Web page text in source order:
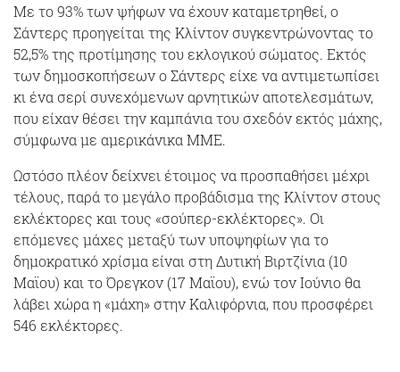
Με το 93% των ψήφων να έχουν καταμετρηθεί, ο
Σάντερς προηγείται της Κλίντον συγκεντρώνοντας το
52,5% της προτίμησης του εκλογικού σώματος. Εκτός
των δημοσκοπήσεων ο Σάντερς είχε να αντιμετωπίσει
κι ένα σερί συνεχόμενων αρνητικών αποτελεσμάτων,
που είχαν θέσει την καμπάνια του σχεδόν εκτός μάχης,
σύμφωνα με αμερικάνικα ΜΜΕ.
Ωστόσο πλέον δείχνει έτοιμος να προσπαθήσει μέχρι
τέλους, παρά το μεγάλο προβάδισμα της Κλίντον στους
εκλέκτορες και τους «σούπερ-εκλέκτορες». Οι
επόμενες μάχες μεταξύ των υποψηφίων για το
δημοκρατικό χρίσμα είναι στη Δυτική Βιρτζίνια (10
Μαϊου) και το Όρεγκον (17 Μαϊου), ενώ τον Ιούνιο θα
λάβει χώρα η «μάχη» στην Καλιφόρνια, που προσφέρει
546 εκλέκτορες.